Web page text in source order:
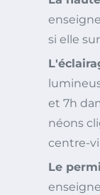
si elle
et 7h
néons
centre-
Le